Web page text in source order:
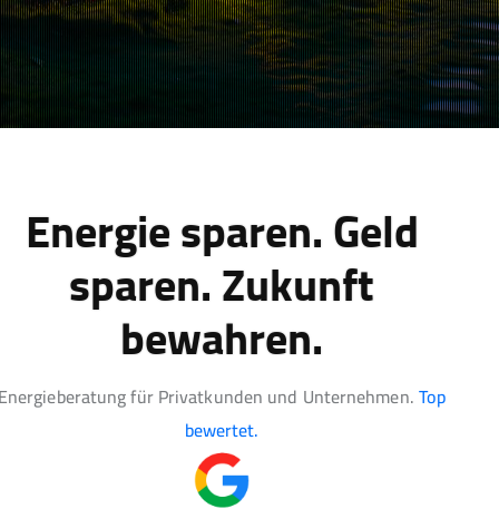
Energie sparen. Geld
sparen. Zukunft
bewahren.
für Privatkunden und Unternehmen.Top
bewertet.